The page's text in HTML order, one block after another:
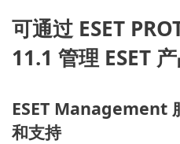
可通过 ESET
11.1 管理 ESET
ESET Management
和支持